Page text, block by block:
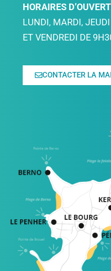
HORAIRES
LUNDI, MARDI, JEUDI
ET VENDREDI DE
CONTACTER LA